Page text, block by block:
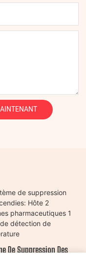
De Suppression Des